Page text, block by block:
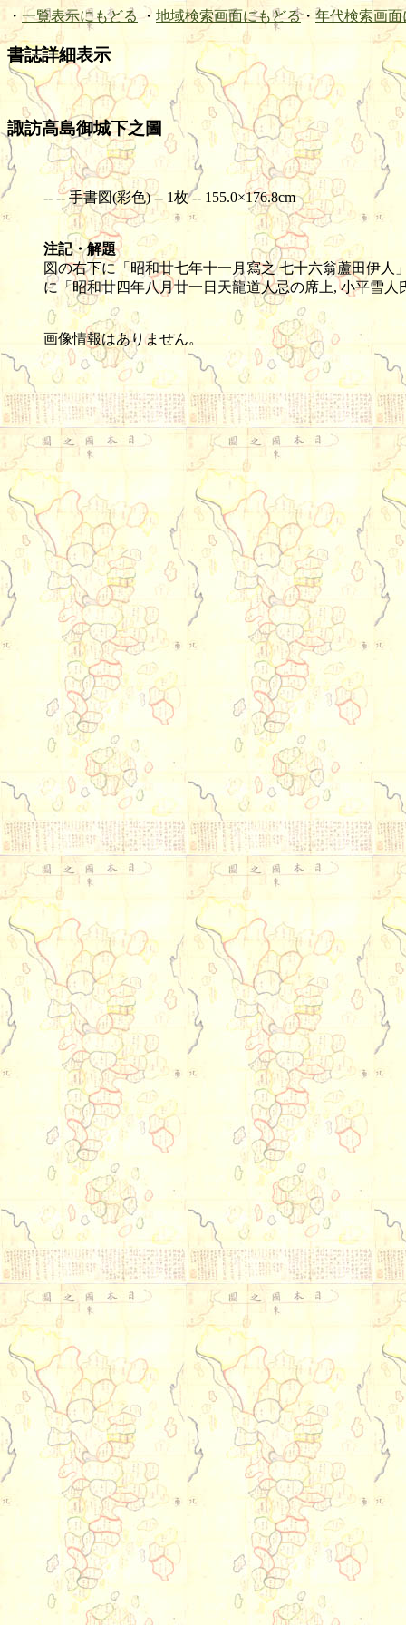
・ 一覧表示にもどる ・ 地域検索画面にもどる・ 年代検索画面
書誌詳細表示
諏訪高島御城下之圖
-- -- 手書図(彩色) -- 1枚 -- 155.0×176.8cm
注記・解題
図の右下に「昭和廿七年十一月寫之 七十六翁蘆田伊
に「昭和廿四年八月廿一日天龍道人忌の席上, 小平雪
画像情報はありません。